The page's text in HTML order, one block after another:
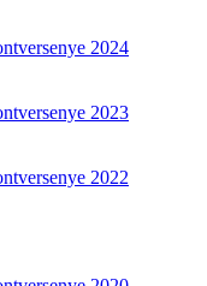
2024
2023
2022